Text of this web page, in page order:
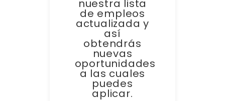
nuestra lista
de empleos
actualizada y
así
obtendrás
nuevas
oportunidades
a las cuales
puedes
aplicar.